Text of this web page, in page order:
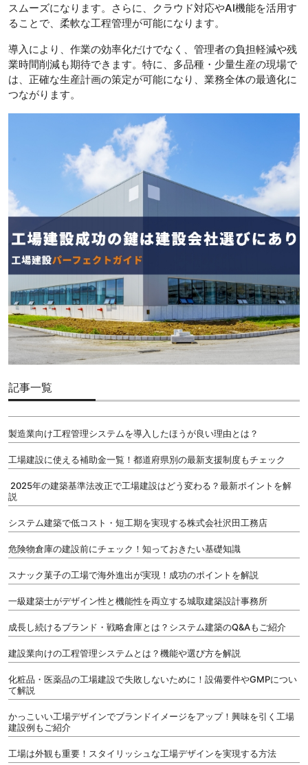
スムーズになります。さらに、クラウド対応やAI機能を活用す
ることで、柔軟な工程管理が可能になります。
導入により、作業の効率化だけでなく、管理者の負担軽減や残
業時間削減も期待できます。特に、多品種・少量生産の現場で
は、正確な生産計画の策定が可能になり、業務全体の最適化に
つながります。
記事一覧
製造業向け工程管理システムを導入したほうが良い理由とは？
工場建設に使える補助金一覧！都道府県別の最新支援制度もチェック
2025年の建築基準法改正で工場建設はどう変わる？最新ポイントを解
説
システム建築で低コスト・短工期を実現する株式会社沢田工務店
危険物倉庫の建設前にチェック！知っておきたい基礎知識
スナック菓子の工場で海外進出が実現！成功のポイントを解説
一級建築士がデザイン性と機能性を両立する城取建築設計事務所
成長し続けるブランド・戦略倉庫とは？システム建築のQ&Aもご紹介
建設業向けの工程管理システムとは？機能や選び方を解説
化粧品・医薬品の工場建設で失敗しないために！設備要件やGMPについ
て解説
かっこいい工場デザインでブランドイメージをアップ！興味を引く工場
建設例もご紹介
工場は外観も重要！スタイリッシュな工場デザインを実現する方法